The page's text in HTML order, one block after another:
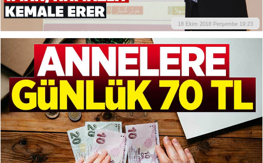
18 Ekim 2018 Perşembe 19:23